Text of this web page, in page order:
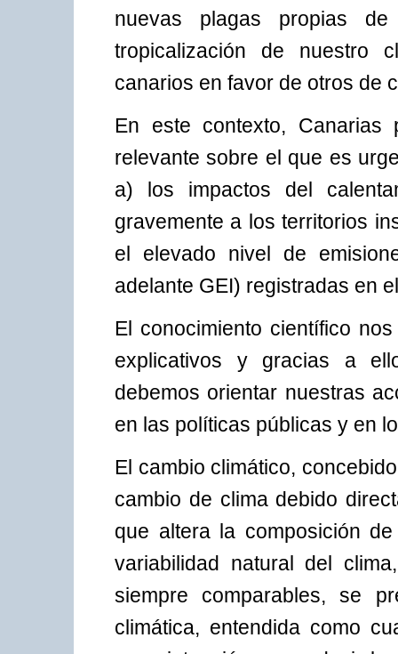
nuevas plagas propias
tropicalización de nuestro
canarios en favor de otros de
En este contexto, Canarias
relevante sobre el que es
a) los impactos del
gravemente a los territorios
el elevado nivel de
adelante GEI) registradas en
El conocimiento científico
explicativos y gracias a
debemos orientar nuestras
en las políticas públicas y en
El cambio climático,
cambio de clima debido
que altera la composición
variabilidad natural del
siempre comparables, se
climática, entendida como